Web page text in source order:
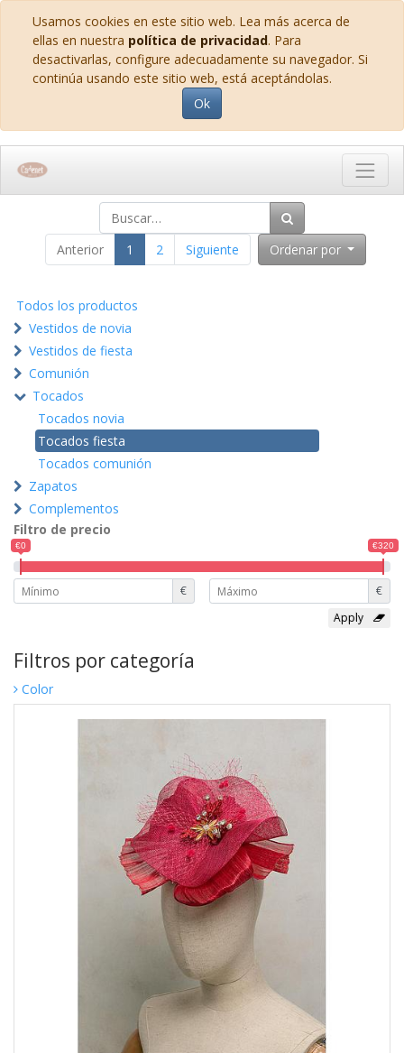
Usamos cookies en este sitio web. Lea más acerca de
ellas en nuestra política de privacidad. Para
desactivarlas, configure adecuadamente su navegador. Si
continúa usando este sitio web, está aceptándolas.
Ok
Anterior 1 2 Siguiente Ordenar por
Todos los productos
Vestidos de novia
Vestidos de fiesta
Comunión
Tocados
Tocados novia
Tocados fiesta
Tocados comunión
Zapatos
Complementos
Filtro de precio
€0 €320
€ €
Filtros por categoría
Color